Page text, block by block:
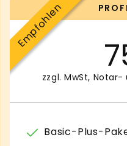
Empfohlen
zzgl. MwSt,
Basic-Plus-